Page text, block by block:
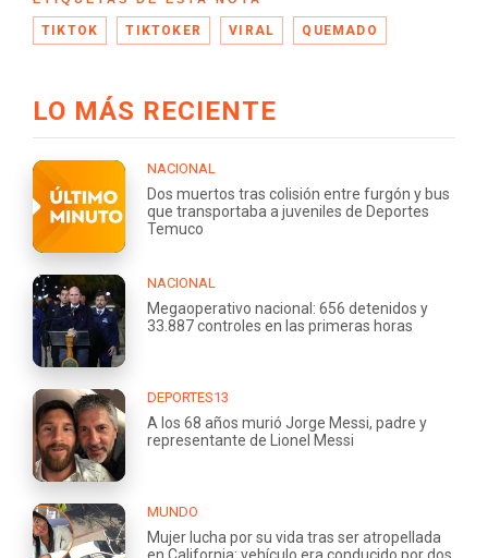
TIKTOK TIKTOKER VIRAL QUEMADO
LO MÁS RECIENTE
NACIONAL
Dos muertos tras colisión entre furgón y bus
que transportaba a juveniles de Deportes
Temuco
NACIONAL
Megaoperativo nacional: 656 detenidos y
33.887 controles en las primeras horas
DEPORTES13
A los 68 años murió Jorge Messi, padre y
representante de Lionel Messi
MUNDO
Mujer lucha por su vida tras ser atropellada